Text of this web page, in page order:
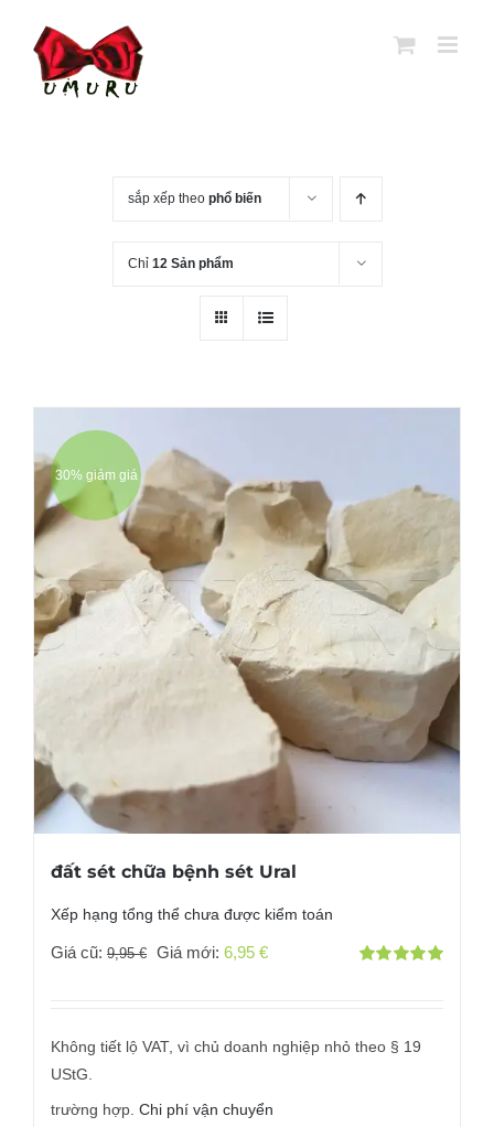
sắp xếp theo phổ biến
Chỉ 12 Sản phẩm
30% giảm giá
đất sét chữa bệnh sét Ural
Xếp hạng tổng thể chưa được kiểm toán
Giá cũ: 9,95€ Giá
9,95 €
Giá mới: 6,95 €Giá
là:
Không tiết lộ VAT, vì chủ doanh nghiệp nhỏ theo § 19
UStG.
trường hợp. Chi phí vận chuyển